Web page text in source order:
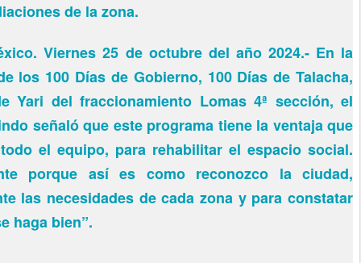
de la zona.
Viernes 25 de octubre del año 2024.- En la
los 100 Días de Gobierno, 100 Días de Talacha,
Yari del fraccionamiento Lomas 4ª sección, el
señaló que este programa tiene la ventaja que
el equipo, para rehabilitar el espacio social.
porque así es como reconozco la ciudad,
las necesidades de cada zona y para constatar
haga bien”.